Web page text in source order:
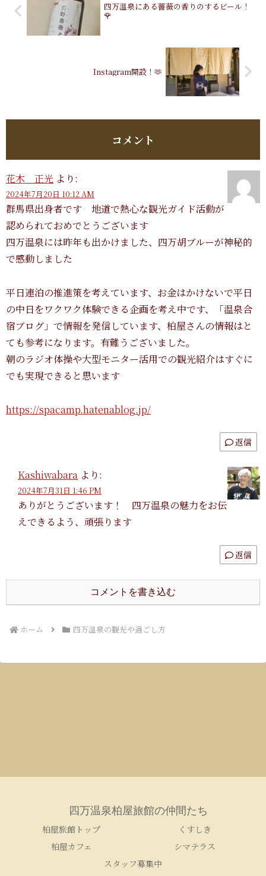
四万温泉にある薔薇の香りのするビール！
🌹
Instagram開設！🫶
コメント
花木 正光 より:
2024年7月20日 10:12 AM
群馬県出身者です 地道で熱心な観光ガイド活動が
認められておめでとうございます
四万温泉には昨年も出かけました、四万胡ブルーが神秘的
で感動しました
平日連泊の推進策を考えています、お金はかけないで平日
の中日をワクワク体験できる企画を考え中です、「温泉合
宿ブログ」で情報を発信しています、柏屋さんの情報はと
ても参考になります。有難うございました。
朝のラジオ体操や大型モニター活用での観光紹介はすぐに
でも実現できると思います
https://spacamp.hatenablog.jp/
返信
Kashiwabara より:
2024年7月31日 1:46 PM
ありがとうございます！ 四万温泉の魅力をお伝
えできるよう、頑張ります
返信
コメントを書き込む
ホーム 四万温泉の観光や過ごし方
四万温泉柏屋旅館の仲間たち
柏屋旅館トップ
くすしき
柏屋カフェ
シマテラス
スタッフ募集中